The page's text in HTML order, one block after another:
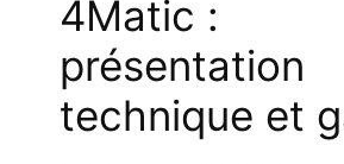
4Matic :
présentation
technique et